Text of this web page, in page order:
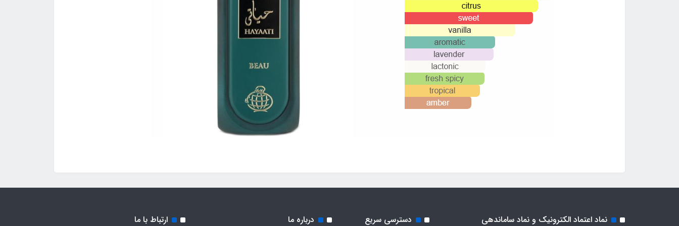
نماد اعتماد الکترونیک و نماد ساماندهی دسترسی سریع درباره ما ارتباط با ما